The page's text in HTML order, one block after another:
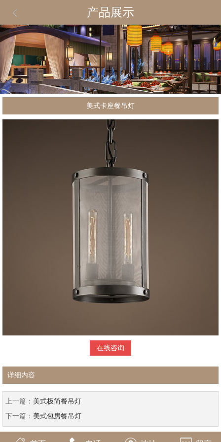
产品展示
美式卡座餐吊灯
在线咨询
详细内容
上一篇： 美式极简餐吊灯
下一篇： 美式包房餐吊灯